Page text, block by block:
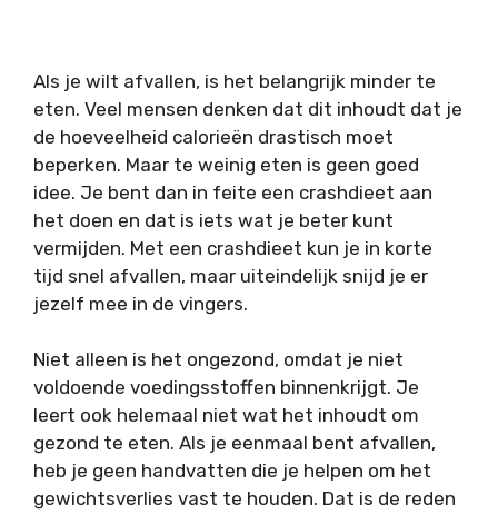
Als je wilt afvallen, is het belangrijk minder te
eten. Veel mensen denken dat dit inhoudt dat je
de hoeveelheid calorieën drastisch moet
beperken. Maar te weinig eten is geen goed
idee. Je bent dan in feite een crashdieet aan
het doen en dat is iets wat je beter kunt
vermijden. Met een crashdieet kun je in korte
tijd snel afvallen, maar uiteindelijk snijd je er
jezelf mee in de vingers.
Niet alleen is het ongezond, omdat je niet
voldoende voedingsstoffen binnenkrijgt. Je
leert ook helemaal niet wat het inhoudt om
gezond te eten. Als je eenmaal bent afvallen,
heb je geen handvatten die je helpen om het
gewichtsverlies vast te houden. Dat is de reden